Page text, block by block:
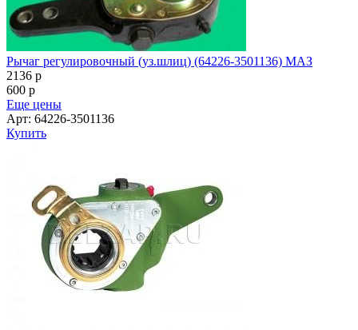
Рычаг регулировочный (уз.шлиц) (64226-3501136) МАЗ
2136 p
600 p
Еще цены
Арт: 64226-3501136
Купить